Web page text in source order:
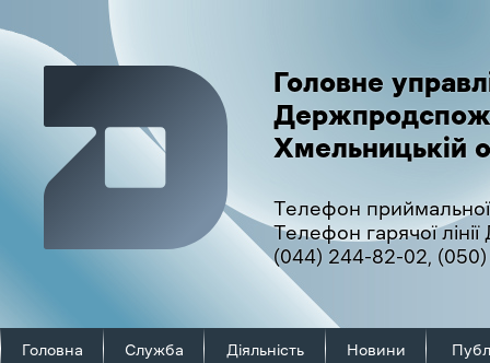
Головне
Хмельницькій
Телефон
Телефон гарячої
(044) 244-82-02,
Головна Служба Діяльність Новини